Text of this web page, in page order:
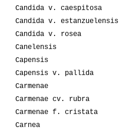
Candida v. caespitosa
Candida v. estanzuelensis
Candida v. rosea
Canelensis
Capensis
Capensis v. pallida
Carmenae
Carmenae cv. rubra
Carmenae f. cristata
Carnea